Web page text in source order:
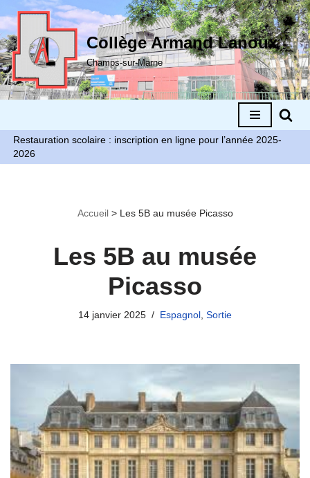
Aller
au
contenu
Collège Armand Lanoux
Champs-sur-Marne
Restauration scolaire : inscription en ligne pour l’année 2025-
2026
Accueil> Les 5B au musée Picasso
Les 5B au musée
Picasso
14 janvier 2025 Espagnol Sortie